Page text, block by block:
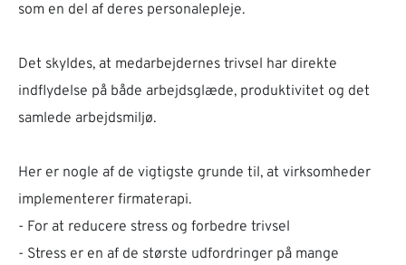
som en del af deres personalepleje.
Det skyldes, at medarbejdernes trivsel har direkte
indflydelse på både arbejdsglæde, produktivitet og det
samlede arbejdsmiljø.
Her er nogle af de vigtigste grunde til, at virksomheder
implementerer firmaterapi.
- For at reducere stress og forbedre trivsel
- Stress er en af de største udfordringer på mange